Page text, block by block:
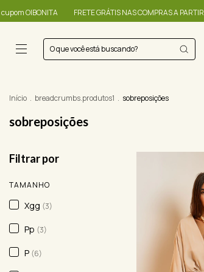
FRETE GRÁTIS NAS COMPRAS A PARTIR DE R$399
Início . breadcrumbs.produtos1 . sobreposições
sobreposições
Filtrar por
TAMANHO
Xgg (3)
Pp (3)
P (6)